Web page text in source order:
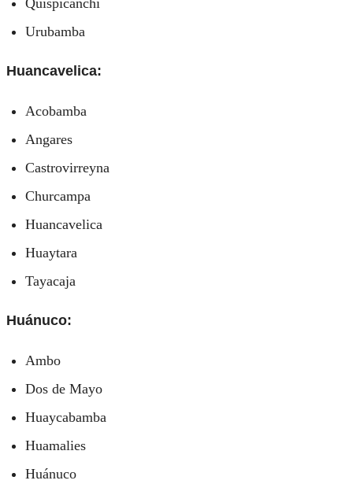
Quispicanchi
Urubamba
Huancavelica:
Acobamba
Angares
Castrovirreyna
Churcampa
Huancavelica
Huaytara
Tayacaja
Huánuco:
Ambo
Dos de Mayo
Huaycabamba
Huamalies
Huánuco